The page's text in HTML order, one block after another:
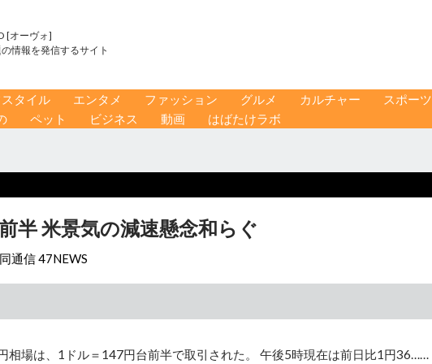
[オーヴォ]
情報を発信するサイト
タイル エンタメ ファッション グルメ カルチャー
スポーツ
ペット ビジネス 動画 はばたけラボ
半 米景気の減速懸念和らぐ
通信 47NEWS
相場は、1ドル＝147円台前半で取引された。 午後5時現在は前日比1円36……